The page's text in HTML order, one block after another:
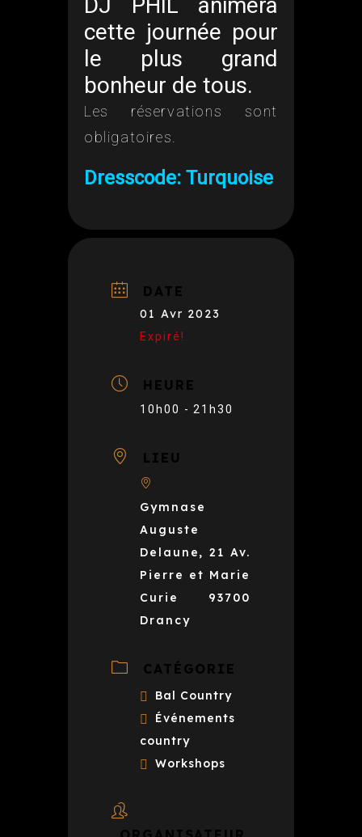
cette journée pour
le plus grand
bonheur de tous.
Les réservations sont
obligatoires.
Dresscode: Turquoise
DATE
01 Avr 2023
Expiré!
HEURE
10h00 - 21h30
LIEU
Gymnase
Auguste
Delaune, 21 Av.
Pierre et Marie
Curie 93700
Drancy
CATÉGORIE
Bal Country
Événements
country
Workshops